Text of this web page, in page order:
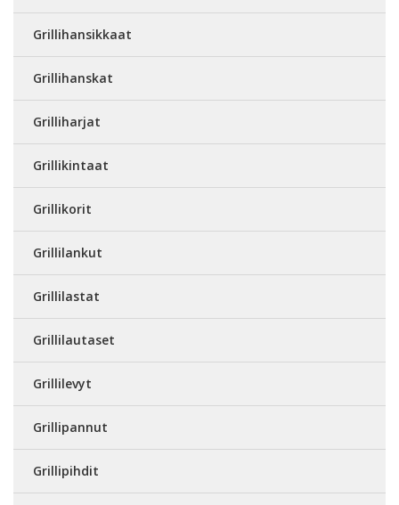
Grillihansikkaat
Grillihanskat
Grilliharjat
Grillikintaat
Grillikorit
Grillilankut
Grillilastat
Grillilautaset
Grillilevyt
Grillipannut
Grillipihdit